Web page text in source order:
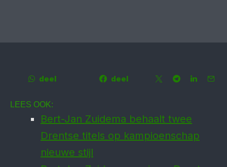
deel deel
LEES OOK:
Bert-Jan Zuidema behaalt twee
Drentse titels op kam­pioen­schap
nieuwe stijl